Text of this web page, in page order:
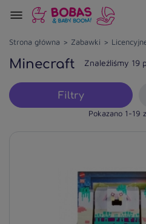
Strona główna Zabawki
Minecraft Znaleźliśmy 19
Filtry
Pokazano 1-19